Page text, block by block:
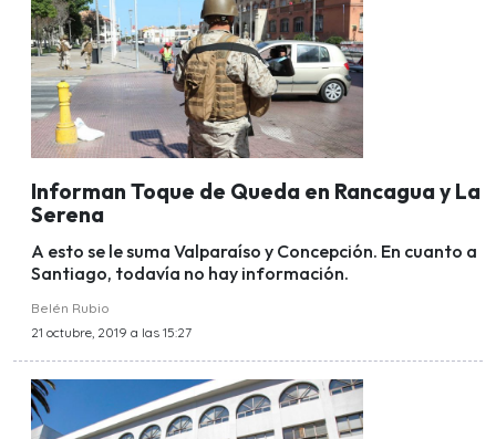
Informan Toque de Queda en Rancagua y La
Serena
A esto se le suma Valparaíso y Concepción. En cuanto a
Santiago, todavía no hay información.
Belén Rubio
21 octubre, 2019 a las 15:27